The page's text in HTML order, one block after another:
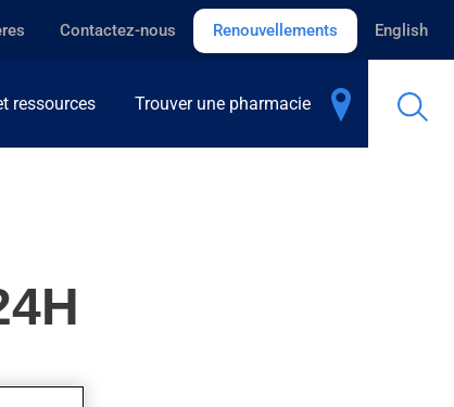
Contactez-nous Renouvellements English
ressources Trouver une pharmacie